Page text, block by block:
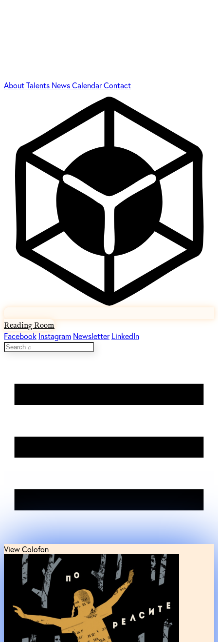
AboutTalents NewsCalendarContact
Reading Room
Facebook Instagram Newsletter LinkedIn
View Colofon